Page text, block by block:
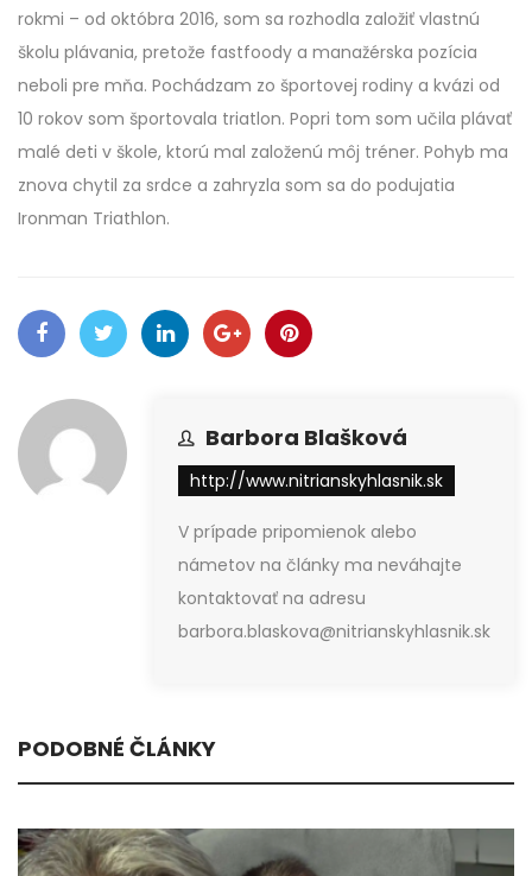
rokmi – od októbra 2016, som sa rozhodla založiť vlastnú
školu plávania, pretože fastfoody a manažérska pozícia
neboli pre mňa. Pochádzam zo športovej rodiny a kvázi od
10 rokov som športovala triatlon. Popri tom som učila plávať
malé deti v škole, ktorú mal založenú môj tréner. Pohyb ma
znova chytil za srdce a zahryzla som sa do podujatia
Ironman Triathlon.
Barbora Blašková
http://www.nitrianskyhlasnik.sk
V prípade pripomienok alebo
námetov na články ma neváhajte
kontaktovať na adresu
barbora.blaskova@nitrianskyhlasnik.sk
PODOBNÉ ČLÁNKY